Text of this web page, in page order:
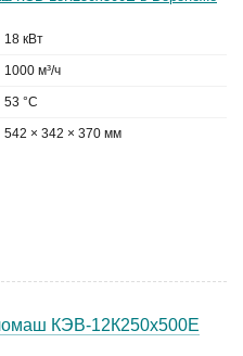
18 кВт
1000 м³/ч
53 °C
542 × 342 × 370 мм
КЭВ-12К250х500Е